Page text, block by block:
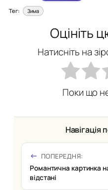
Тег: Зима
Оцініть
Натисніть на
Поки що
Навігація
ПОПЕРЕДНЯ:
Романтична картинка
відстані